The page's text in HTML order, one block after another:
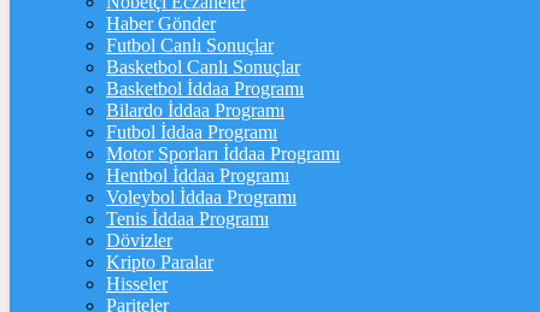
ÇEYREK ALTIN
10.903,00%2,54
TAM ALTIN
43.427,00%2,54
%2,39
Haber Gönder
Futbol Canlı Sonuçlar
Basketbol Canlı Sonuçlar
Basketbol İddaa Programı
Bilardo İddaa Programı
Futbol İddaa Programı
Motor Sporları İddaa Programı
Hentbol İddaa Programı
Voleybol İddaa Programı
Tenis İddaa Programı
Dövizler
Kripto Paralar
Hisseler
Pariteler